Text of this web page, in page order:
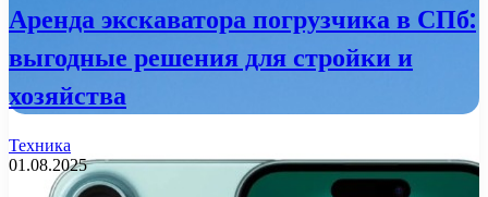
Аренда экскаватора погрузчика в СПб:
выгодные решения для стройки и
хозяйства
Техника
01.08.2025